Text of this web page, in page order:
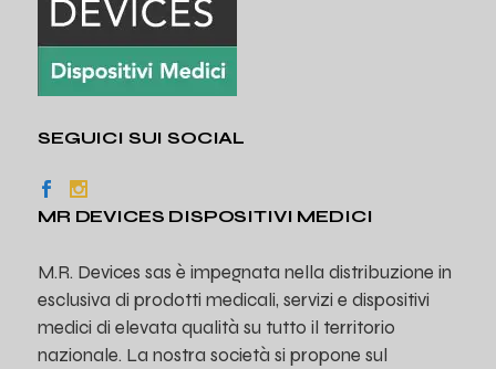
SEGUICI SUI SOCIAL
MR DEVICES DISPOSITIVI MEDICI
M.R. Devices sas è impegnata nella distribuzione in
esclusiva di prodotti medicali, servizi e dispositivi
medici di elevata qualità su tutto il territorio
nazionale. La nostra società si propone sul